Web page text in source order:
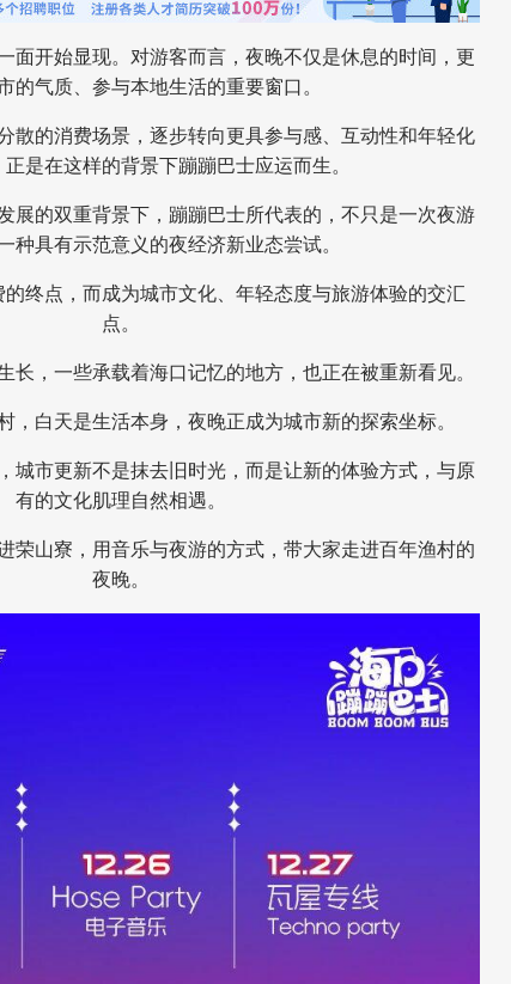
开始显现。对游客而言，夜晚不仅是休息的时间，更
的气质、参与本地生活的重要窗口。
的消费场景，逐步转向更具参与感、互动性和年轻化
是在这样的背景下蹦蹦巴士应运而生。
的双重背景下，蹦蹦巴士所代表的，不只是一次夜游
种具有示范意义的夜经济新业态尝试。
点，而成为城市文化、年轻态度与旅游体验的交汇
点。
，一些承载着海口记忆的地方，也正在被重新看见。
白天是生活本身，夜晚正成为城市新的探索坐标。
市更新不是抹去旧时光，而是让新的体验方式，与原
有的文化肌理自然相遇。
山寮，用音乐与夜游的方式，带大家走进百年渔村的
夜晚。